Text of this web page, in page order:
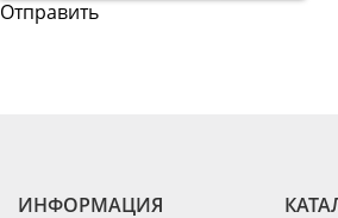
ИНФОРМАЦИЯ